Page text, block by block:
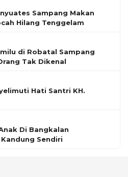
Sampang Makan
Hilang Tenggelam
di Robatal Sampang
Tak Dikenal
Hati Santri KH.
Di Bangkalan
Sendiri